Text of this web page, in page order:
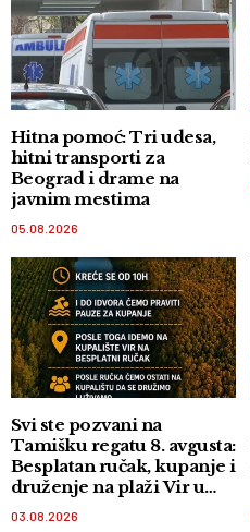
Hitna pomoć: Tri udesa,
hitni transporti za
Beograd i drame na
javnim mestima
05.08.2026
Svi ste pozvani na
Tamišku regatu 8. avgusta:
Besplatan ručak, kupanje i
druženje na plaži Vir u
03.08.2026